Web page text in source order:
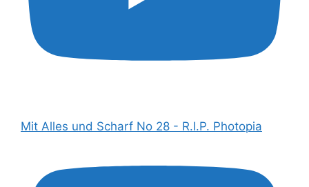
Mit Alles und Scharf No 28 - R.I.P. Photopia